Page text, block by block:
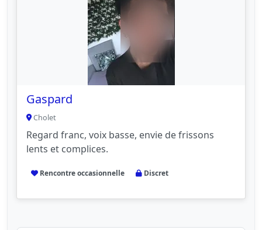
Gaspard
Cholet
Regard franc, voix basse, envie de frissons
lents et complices.
Rencontre occasionnelle Discret